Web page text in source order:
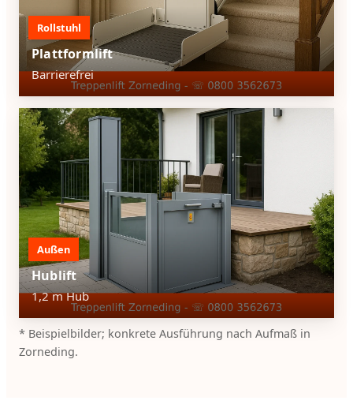
Rollstuhl
Plattformlift
Barrierefrei
Außen
Hublift
1,2 m Hub
* Beispielbilder; konkrete Ausführung nach Aufmaß in
Zorneding.